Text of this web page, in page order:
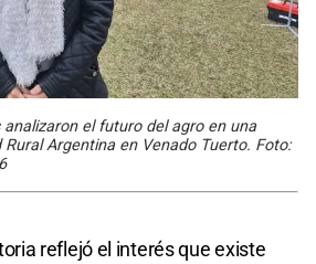
el futuro del agro en una
Argentina en Venado Tuerto. Foto:
reflejó el interés que existe